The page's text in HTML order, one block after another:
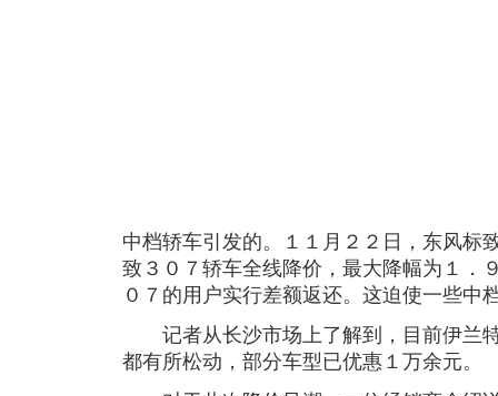
中档轿车引发的。１１月２２日，东风标
致３０７轿车全线降价，最大降幅为１．
０７的用户实行差额返还。这迫使一些中
记者从长沙市场上了解到，目前伊兰
都有所松动，部分车型已优惠１万余元。